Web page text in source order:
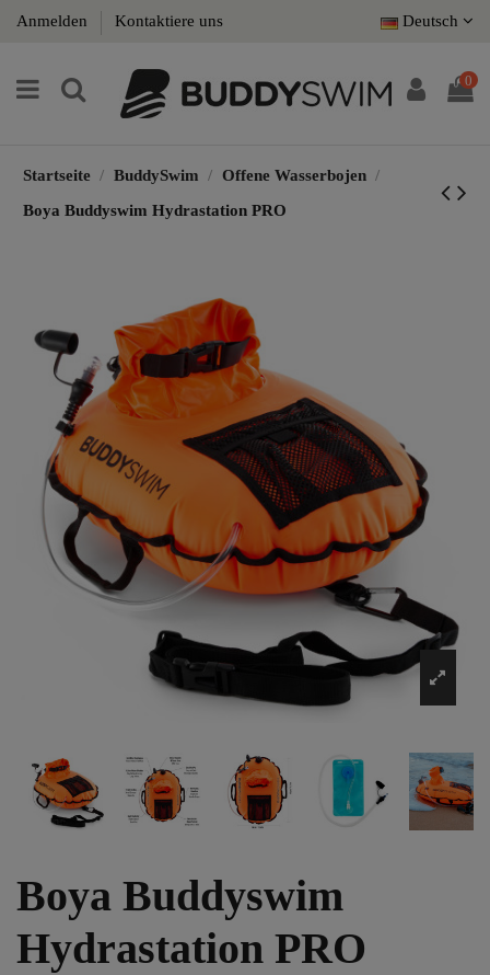
Anmelden Kontaktiere uns Deutsch
0
Startseite BuddySwim
Offene Wasserbojen
Boya Buddyswim Hydrastation PRO
Boya Buddyswim
Hydrastation PRO